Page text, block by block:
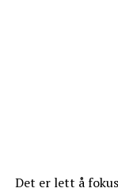
Det er lett å